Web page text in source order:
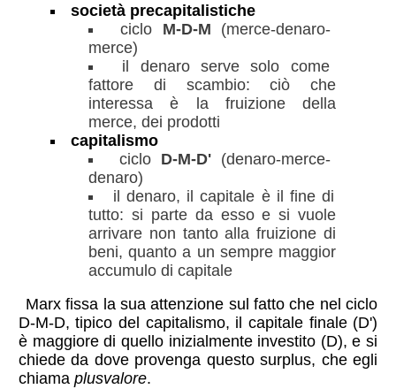
società precapitalistiche
ciclo M-D-M (merce-denaro-
merce)
il denaro serve solo come
fattore di scambio: ciò che
interessa è la fruizione della
merce, dei prodotti
capitalismo
ciclo D-M-D' (denaro-merce-
denaro)
il denaro, il capitale è il fine di
tutto: si parte da esso e si vuole
arrivare non tanto alla fruizione di
beni, quanto a un sempre maggior
accumulo di capitale
Marx fissa la sua attenzione sul fatto che nel ciclo
D-M-D, tipico del capitalismo, il capitale finale (D')
è maggiore di quello inizialmente investito (D), e si
chiede da dove provenga questo surplus, che egli
chiama plusvalore.